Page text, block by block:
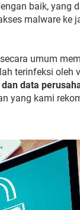
baik, yang
malware ke
umum
terinfeksi oleh
data
yang kami